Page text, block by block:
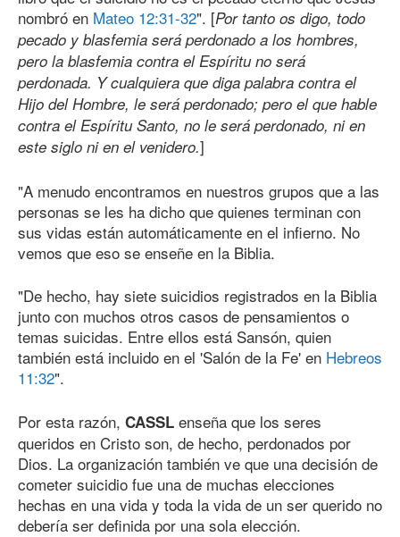
nombró en Mateo 12:31-32". [Por tanto os digo, todo
pecado y blasfemia será perdonado a los hombres,
pero la blasfemia contra el Espíritu no será
perdonada. Y cualquiera que diga palabra contra el
Hijo del Hombre, le será perdonado; pero el que hable
contra el Espíritu Santo, no le será perdonado, ni en
este siglo ni en el venidero.]
"A menudo encontramos en nuestros grupos que a las
personas se les ha dicho que quienes terminan con
sus vidas están automáticamente en el infierno. No
vemos que eso se enseñe en la Biblia.
"De hecho, hay siete suicidios registrados en la Biblia
junto con muchos otros casos de pensamientos o
temas suicidas. Entre ellos está Sansón, quien
también está incluido en el 'Salón de la Fe' en Hebreos
11:32".
Por esta razón, CASSL enseña que los seres
queridos en Cristo son, de hecho, perdonados por
Dios. La organización también ve que una decisión de
cometer suicidio fue una de muchas elecciones
hechas en una vida y toda la vida de un ser querido no
debería ser definida por una sola elección.